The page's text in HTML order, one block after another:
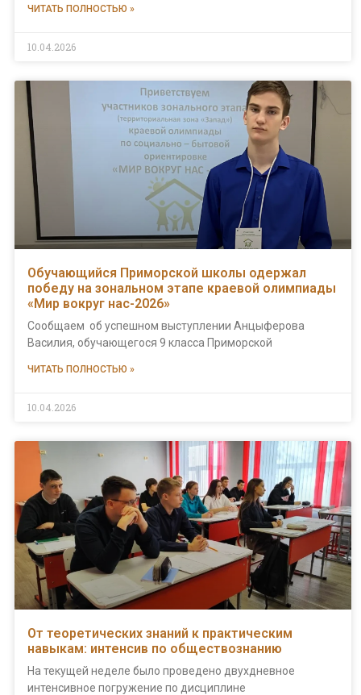
ЧИТАТЬ ПОЛНОСТЬЮ »
10.04.2026
Обучающийся Приморской школы одержал
победу на зональном этапе краевой олимпиады
«Мир вокруг нас-2026»
Сообщаем об успешном выступлении Анцыферова
Василия, обучающегося 9 класса Приморской
ЧИТАТЬ ПОЛНОСТЬЮ »
10.04.2026
От теоретических знаний к практическим
навыкам: интенсив по обществознанию
На текущей неделе было проведено двухдневное
интенсивное погружение по дисциплине